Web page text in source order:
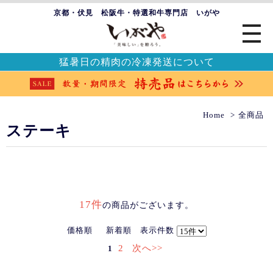
京都・伏見 松阪牛・特選和牛専門店 いがや
猛暑日の精肉の冷凍発送について
Home 全商品
ステーキ
17件の商品がございます。
価格順 新着順 表示件数
1 2 次へ>>